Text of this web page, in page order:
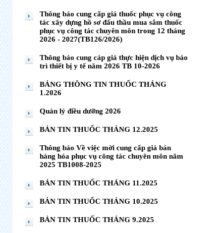
Thông báo cung cấp giá thuốc phục vụ công
tác xây dựng hồ sơ đấu thầu mua sắm thuốc
phục vụ công tác chuyên môn trong 12 tháng
2026 - 2027(TB126/2026)
Thông báo cung cáp giá thực hiện dịch vụ bảo
trì thiết bị y tế năm 2026 TB 10-2026
BẢNG THÔNG TIN THUỐC THÁNG
1.2026
Quản lý điều dưỡng 2026
BẢN TIN THUỐC THÁNG 12.2025
Thông báo Về việc mời cung cấp giá bán
hàng hóa phục vụ công tác chuyên môn năm
2025 TB1008-2025
BẢN TIN THUỐC THÁNG 11.2025
BẢN TIN THUỐC THÁNG 10.2025
BẢN TIN THUỐC THÁNG 9.2025